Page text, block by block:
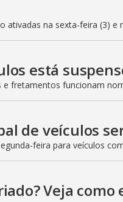
ativadas na sexta-feira (3) e
está
e fretamentos funcionam
de veículos
feira para veículos
Veja